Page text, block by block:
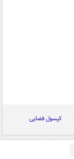
کپسول فضایی